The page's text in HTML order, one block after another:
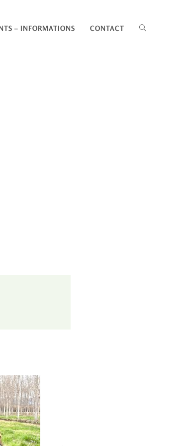
– INFORMATIONS CONTACT